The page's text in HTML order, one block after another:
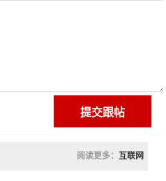
阅读更多： 互联网